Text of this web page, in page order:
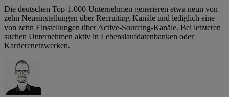
Die deutschen Top-1.000-Unternehmen generieren etwa neun von
zehn Neueinstellungen über Recruiting-Kanäle und lediglich eine
von zehn Einstellungen über Active-Sourcing-Kanäle. Bei letzteren
suchen Unternehmen aktiv in Lebenslaufdatenbanken oder
Karrierenetzwerken.